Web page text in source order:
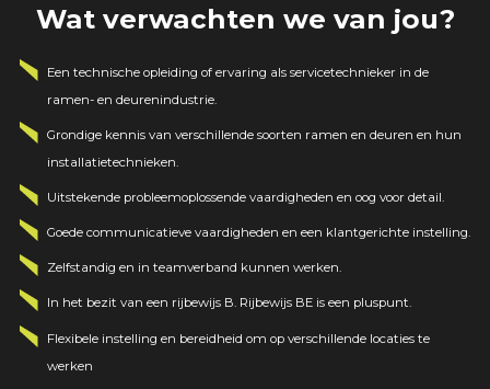
Wat verwachten we van jou?
Een technische opleiding of ervaring als servicetechnieker in de
ramen- en deurenindustrie.
Grondige kennis van verschillende soorten ramen en deuren en hun
installatietechnieken.
Uitstekende probleemoplossende vaardigheden en oog voor detail.
Goede communicatieve vaardigheden en een klantgerichte instelling.
Zelfstandig en in teamverband kunnen werken.
In het bezit van een rijbewijs B. Rijbewijs BE is een pluspunt.
Flexibele instelling en bereidheid om op verschillende locaties te
werken